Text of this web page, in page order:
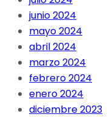
junio 2024
mayo 2024
abril 2024
marzo 2024
febrero 2024
enero 2024
diciembre 2023